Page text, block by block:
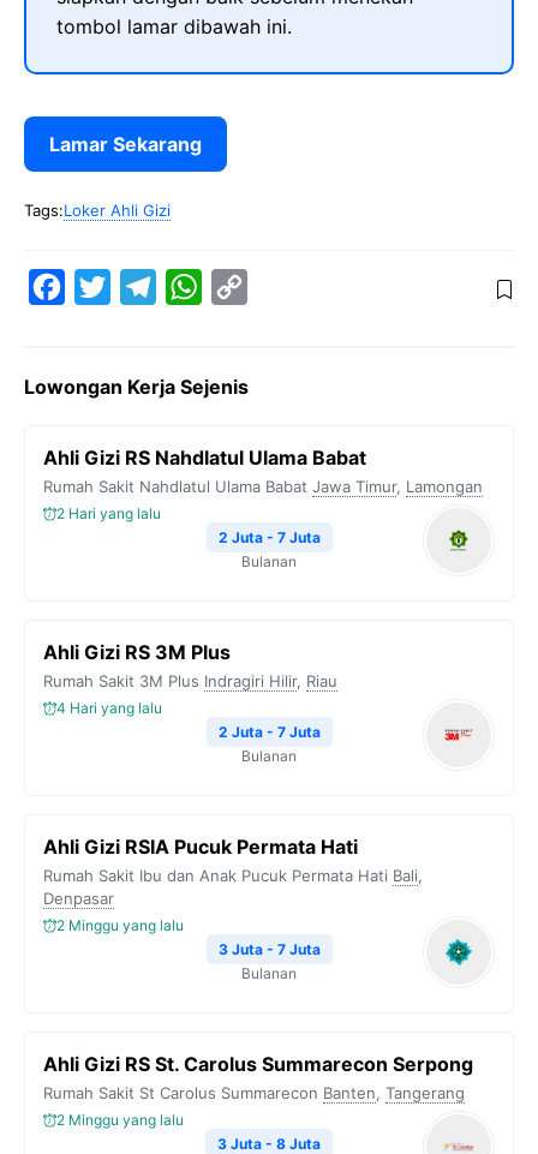
tombol lamar dibawah ini.
Lamar Sekarang
Tags:Loker Ahli Gizi
e
o
o
t
e
e
r
W
t
A
y
i
k
Lowongan Kerja Sejenis
Ahli Gizi RS Nahdlatul Ulama Babat
Rumah Sakit Nahdlatul Ulama Babat Jawa Timur, Lamongan
2 Hari yang lalu
2 Juta - 7 Juta
Bulanan
Ahli Gizi RS 3M Plus
Rumah Sakit 3M Plus Indragiri Hilir, Riau
4 Hari yang lalu
2 Juta - 7 Juta
Bulanan
Ahli Gizi RSIA Pucuk Permata Hati
Rumah Sakit Ibu dan Anak Pucuk Permata Hati Bali,
Denpasar
2 Minggu yang lalu
3 Juta - 7 Juta
Bulanan
Ahli Gizi RS St. Carolus Summarecon Serpong
Rumah Sakit St Carolus Summarecon Banten, Tangerang
2 Minggu yang lalu
3 Juta - 8 Juta